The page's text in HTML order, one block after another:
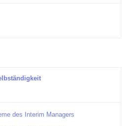
des Interim Managers